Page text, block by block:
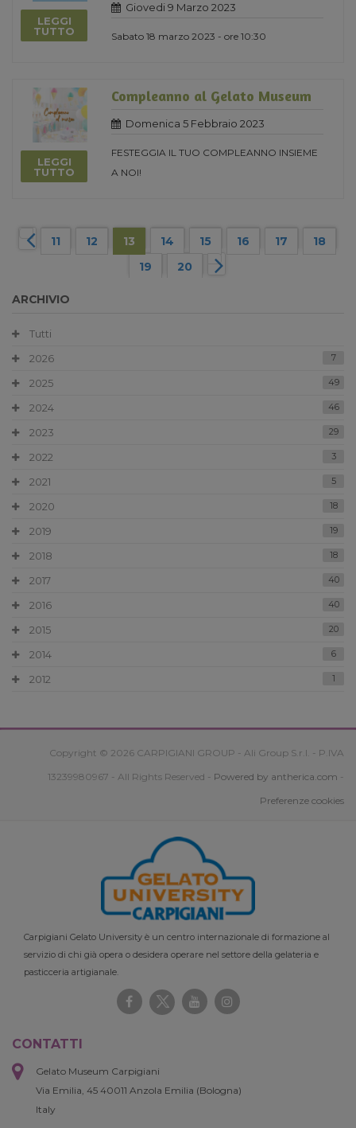
LEGGI
TUTTO
Giovedi 9 Marzo 2023
Sabato 18 marzo 2023 - ore 10:30
LEGGI
TUTTO
Compleanno al Gelato Museum
Domenica 5 Febbraio 2023
FESTEGGIA IL TUO COMPLEANNO INSIEME
A NOI!
11 12 13 14 15 16 17
18
19
20
ARCHIVIO
Tutti
2026
7
2025 49
2024 46
2023 29
2022 3
2021 5
2020 18
2019 19
2018 18
2017 40
2016 40
2015 20
2014 6
2012 1
Copyright © 2026 CARPIGIANI GROUP - Ali Group S.r.l. - P.IVA
13239980967 - All Rights Reserved - Powered by antherica.com -
Preferenze cookies
Carpigiani Gelato University è un centro internazionale di formazione al
servizio di chi già opera o desidera operare nel settore della gelateria e
pasticceria artigianale.
CONTATTI
Gelato Museum Carpigiani
Via Emilia, 45 40011 Anzola Emilia (Bologna)
Italy